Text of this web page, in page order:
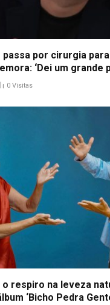
passa por cirurgia
‘Dei um grande
0 Visitas
o respiro na leveza
‘Bicho Pedra